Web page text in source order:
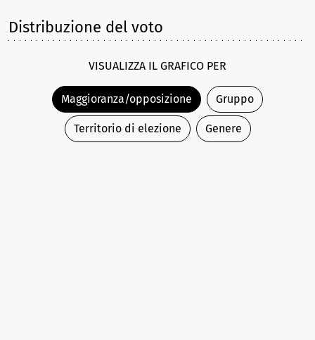
Distribuzione del voto
VISUALIZZA IL GRAFICO PER
Maggioranza/opposizione Gruppo
Territorio di elezione Genere